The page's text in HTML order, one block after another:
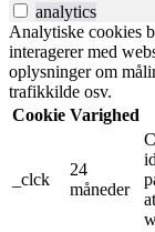
analytics
Analytiske cookies
interagerer med
oplysninger om
trafikkilde osv.
Cookie Varighed
_clck
24
måneder